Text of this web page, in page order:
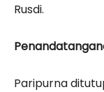
Rusdi.
Paripurna